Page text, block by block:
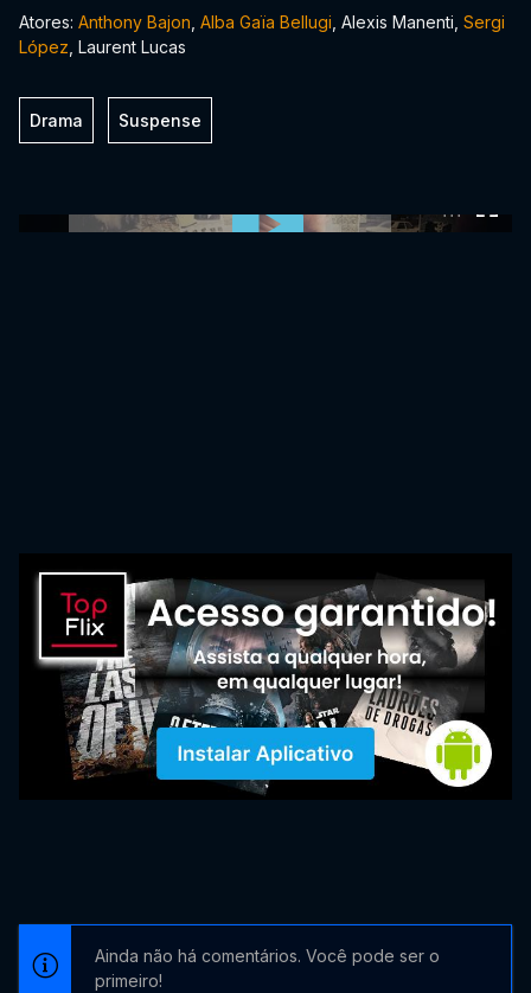
Atores: Anthony Bajon Alba Gaïa Bellugi , Alexis Manenti, Sergi
López , Laurent Lucas
Drama Suspense
Ainda não há comentários. Você pode ser o
primeiro!